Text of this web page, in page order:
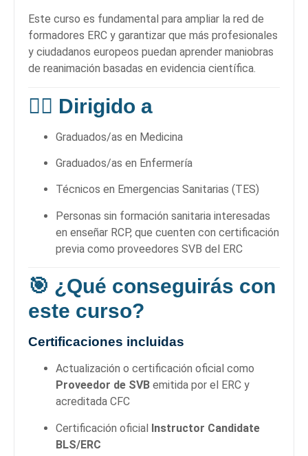
Este curso es fundamental para ampliar la red de
formadores ERC y garantizar que más profesionales
y ciudadanos europeos puedan aprender maniobras
de reanimación basadas en evidencia científica.
👩‍⚕️ Dirigido a
Graduados/as en Medicina
Graduados/as en Enfermería
Técnicos en Emergencias Sanitarias (TES)
Personas sin formación sanitaria interesadas
en enseñar RCP, que cuenten con certificación
previa como proveedores SVB del ERC
🎯 ¿Qué conseguirás con
este curso?
Certificaciones incluidas
Actualización o certificación oficial como
Proveedor de SVB emitida por el ERC y
acreditada CFC
Certificación oficial Instructor Candidate
BLS/ERC